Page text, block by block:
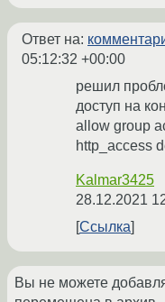
Ответ на:
05:12:32 +00:00
решил
доступ на
allow group
http_access
Kalmar3425
28.12.2021
Ссылка
Вы не можете